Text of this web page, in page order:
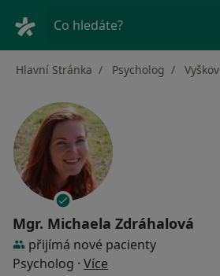
Co hledáte?
Hlavní Stránka Psycholog Vyškov
Mgr. Michaela Zdráhalová
přijímá nové pacienty
Psycholog · Více